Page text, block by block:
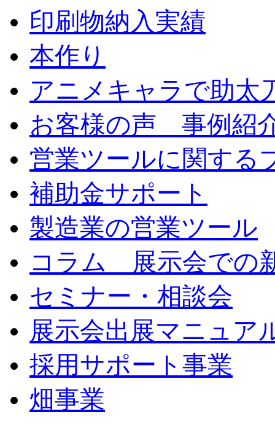
印刷物納入実績
本作り
アニメキャラで助太
お客様の声 事例紹
営業ツールに関する
補助金サポート
製造業の営業ツール
コラム 展示会での
セミナー・相談会
展示会出展マニュア
採用サポート事業
畑事業